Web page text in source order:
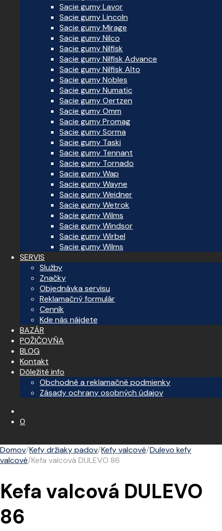
Sacie gumy Lavor
Sacie gumy Lincoln
Sacie gumy Mirage
Sacie gumy Nilco
Sacie gumy Nilfisk
Sacie gumy Nilfisk Advance
Sacie gumy Nilfisk Alto
Sacie gumy Nobles
Sacie gumy Numatic
Sacie gumy Oertzen
Sacie gumy Omm
Sacie gumy Promag
Sacie gumy Sorma
Sacie gumy Taski
Sacie gumy Tennant
Sacie gumy Tornado
Sacie gumy Wap
Sacie gumy Wayne
Sacie gumy Weidner
Sacie gumy Wetrok
Sacie gumy Wilms
Sacie gumy Windsor
Sacie gumy Wirbel
Sacie gumy Wilms
SERVIS
Služby
Značky
Objednávka servisu
Reklamačný formulár
Cenník
Kde nás nájdete
BAZÁR
POŽIČOVŇA
BLOG
Kontakt
Dôležité info
Obchodné a reklamačné podmienky
Zásady ochrany osobných údajov
0
Domov/Kefy držiaky padov/Kefy valcové/Dulevo kefy
valcové/Kefa valcová DULEVO 86
Kefa valcová DULEVO
86